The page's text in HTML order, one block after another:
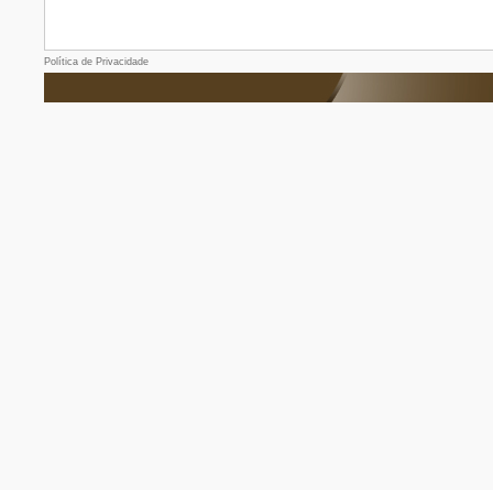
Política de Privacidade